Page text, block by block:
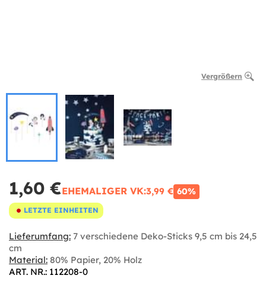
Vergrößern
1,60 €EHEMALIGER VK:3,99 € 60%
LETZTE EINHEITEN
Lieferumfang: 7 verschiedene Deko-Sticks 9,5 cm bis 24,5
cm
Material: 80% Papier, 20% Holz
ART. NR.: 112208-0